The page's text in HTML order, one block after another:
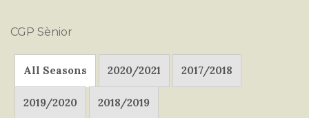
CGP Sènior
All Seasons 2020/2021 2017/2018
2019/2020 2018/2019